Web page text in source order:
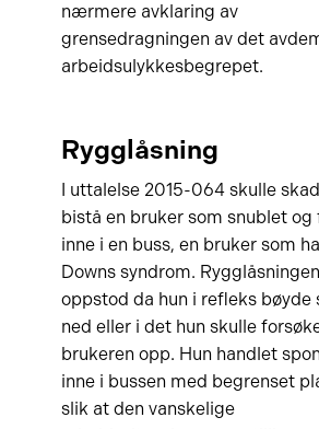
nærmere avklaring av
grensedragningen av det
arbeidsulykkesbegrepet.
Rygglåsning
I uttalelse 2015-064 skulle
bistå en bruker som snublet og
inne i en buss, en bruker som
Downs syndrom. Rygglåsningen
oppstod da hun i refleks bøyde
ned eller i det hun skulle
brukeren opp. Hun handlet
inne i bussen med begrenset
slik at den vanskelige